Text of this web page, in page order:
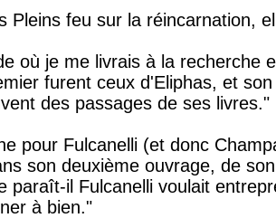
Pleins feu sur la réincarnation,
où je me livrais à la recherche
furent ceux d'Eliphas, et
des passages de ses livres."
pour Fulcanelli (et donc
son deuxième ouvrage, de
paraît-il Fulcanelli voulait
à bien."